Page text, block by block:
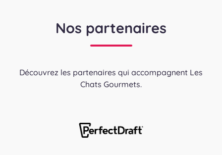
Nos partenaires
Découvrez les partenaires qui accompagnent Les
Chats Gourmets.